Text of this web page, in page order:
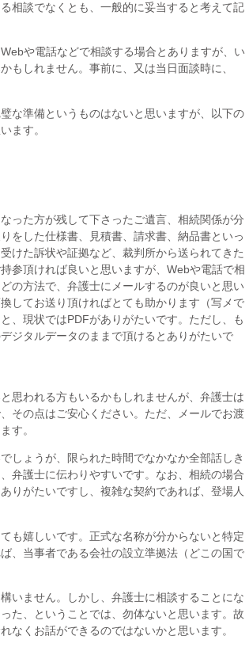
相談でなくとも、一般的に妥当すると考えて記
や電話などで相談する場合とありますが、い
もしれません。事前に、又は当日面談時に、
な準備というものはないと思いますが、以下の
ます。
った方が残して下さったご遺言、相続関係が分
をした仕様書、見積書、請求書、納品書といっ
けた訴状や証拠など、裁判所から送られてきた
参頂ければ良いと思いますが、Webや電話で相
の方法で、弁護士にメールするのが良いと思い
してお送り頂ければとても助かります（写メで
、現状ではPDFがありがたいです。ただし、も
ジタルデータのままで頂けるとありがたいで
思われる方もいるかもしれませんが、弁護士は
その点はご安心ください。ただ、メールでお渡
す。
しょうが、限られた時間でなかなか全部話しき
弁護士に伝わりやすいです。なお、相続の場合
りがたいですし、複雑な契約であれば、登場人
も嬉しいです。正式な名称が分からないと特定
、当事者である会社の設立準拠法（どこの国で
いません。しかし、弁護士に相談することにな
た、ということでは、勿体ないと思います。故
なくお話ができるのではないかと思います。